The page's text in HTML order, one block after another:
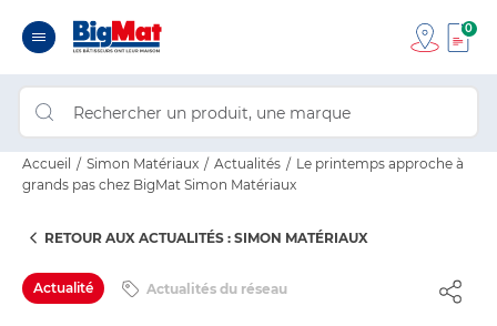
0
Accueil Simon Matériaux Actualités
Le printemps approche à
grands pas chez BigMat Simon Matériaux
RETOUR AUX ACTUALITÉS : SIMON MATÉRIAUX
Actualité Actualités du réseau